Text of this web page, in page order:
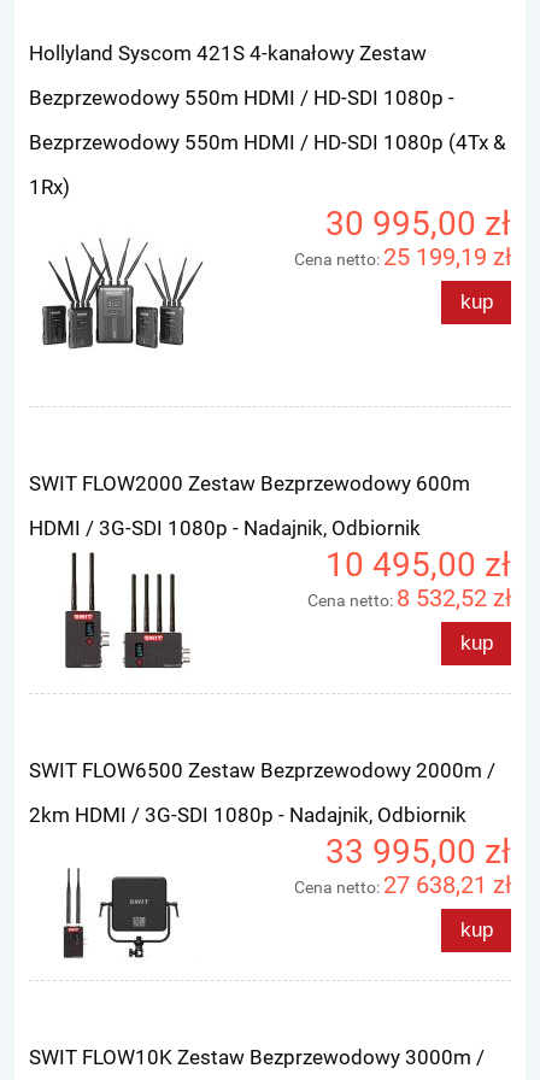
Hollyland Syscom 421S 4-kanałowy Zestaw
Bezprzewodowy 550m HDMI / HD-SDI 1080p -
Bezprzewodowy 550m HDMI / HD-SDI 1080p (4Tx &
1Rx)
30 995,00 zł
Cena netto: 25 199,19 zł
kup
SWIT FLOW2000 Zestaw Bezprzewodowy 600m
HDMI / 3G-SDI 1080p - Nadajnik, Odbiornik
10 495,00 zł
Cena netto: 8 532,52 zł
kup
SWIT FLOW6500 Zestaw Bezprzewodowy 2000m /
2km HDMI / 3G-SDI 1080p - Nadajnik, Odbiornik
33 995,00 zł
Cena netto: 27 638,21 zł
kup
SWIT FLOW10K Zestaw Bezprzewodowy 3000m /